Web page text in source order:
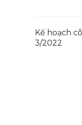
Kế hoạch
3/2022